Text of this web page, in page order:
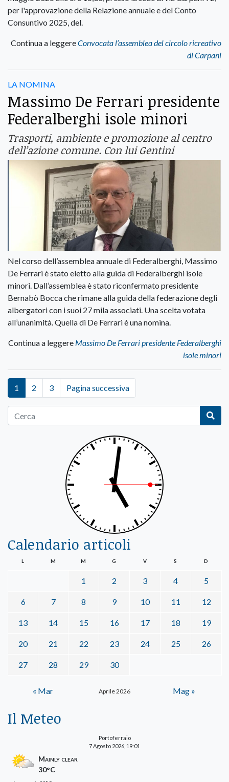
per l'approvazione della Relazione annuale e del Conto
Consuntivo 2025, del.
Continua a leggereConvocata l’assemblea del circolo ricreativo
di Carpani
LA NOMINA
Massimo De Ferrari presidente
Federalberghi isole minori
Trasporti, ambiente e promozione al centro
dell’azione comune. Con lui Gentini
Nel corso dell’assemblea annuale di Federalberghi, Massimo
De Ferrari è stato eletto alla guida di Federalberghi isole
minori. Dall’assemblea è stato riconfermato presidente
Bernabò Bocca che rimane alla guida della federazione degli
albergatori con i suoi 27 mila associati. Una scelta votata
all’unanimità. Quella di De Ferrari è una nomina.
Continua a leggere Massimo De Ferrari presidente Federalberghi
isole minori
1 2 3 Pagina successiva
Calendario articoli
Aprile 2026
L M M G V S D
1 2 3 4 5
6 7 8 9 10 11 12
13 14 15 16 17 18 19
20 21 22 23 24 25 26
27 28 29 30
« Mar Mag »
Il Meteo
Portoferraio
7 Agosto 2026, 19:01
Mainly clear
30°C